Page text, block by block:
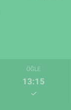
ÖĞLE
13:15